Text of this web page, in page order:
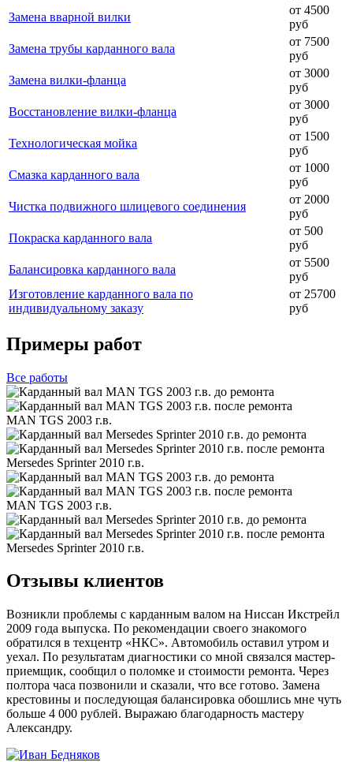
Замена вварной вилки
от 4500
руб
Замена трубы карданного вала
от 7500
руб
Замена вилки-фланца
от 3000
руб
Восстановление вилки-фланца
от 3000
руб
Технологическая мойка
от 1500
руб
Смазка карданного вала
от 1000
руб
Чистка подвижного шлицевого соединения
от 2000
руб
Покраска карданного вала
от 500
руб
Балансировка карданного вала
от 5500
руб
Изготовление карданного вала по
индивидуальному заказу
от 25700
руб
Примеры работ
Все работы
MAN TGS 2003 г.в.
Mersedes Sprinter 2010 г.в.
MAN TGS 2003 г.в.
Mersedes Sprinter 2010 г.в.
Отзывы клиентов
Возникли проблемы с карданным валом на Ниссан Икстрейл
2009 года выпуска. По рекомендации своего знакомого
обратился в техцентр «НКС». Автомобиль оставил утром и
уехал. По результатам диагностики со мной связался мастер-
приемщик, сообщил о поломке и стоимости ремонта. Через
полтора часа позвонили и сказали, что все готово. Замена
крестовины и последующая балансировка обошлись мне чуть
больше 4 000 рублей. Выражаю благодарность мастеру
Александру.